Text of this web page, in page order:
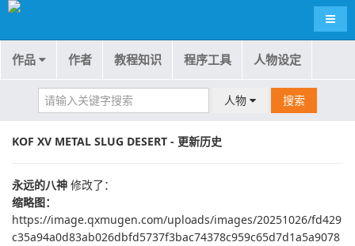
导航
作品 作者 教程知识 程序工具 人物设定
人物 搜索
KOF XV METAL SLUG DESERT - 更新历史
永远的八神 修改了：
缩略图：
https://image.qxmugen.com/uploads/images/20251026/fd429
c35a94a0d83ab026dbfd5737f3bac74378c959c65d7d1a5a9078